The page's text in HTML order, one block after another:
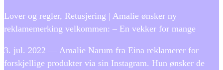
Lover og regler, Retusjering | Amalie ønsker ny
reklamemerking velkommen: – En vekker for mange
3. jul. 2022 — Amalie Narum fra Eina reklamerer for
forskjellige produkter via sin Instagram. Hun ønsker de